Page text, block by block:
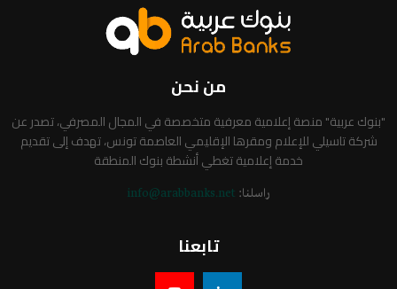
من نحن
"بنوك عربية" منصة إعلامية معرفية متخصصة في المجال المصرفي، تصدر عن
شركة تاسيلي للإعلام ومقرها الإقليمي العاصمة تونس، تهدف إلى تقديم
خدمة إعلامية تغطي أنشطة بنوك المنطقة
راسلنا: info@arabbanks.net
تابعنا